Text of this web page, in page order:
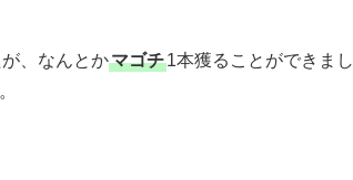
、なんとかマゴチ1本獲ることができまし